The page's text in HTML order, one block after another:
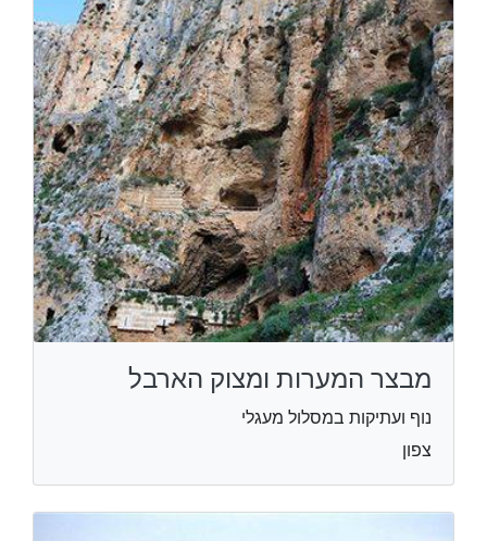
מבצר המערות ומצוק הארבל
נוף ועתיקות במסלול מעגלי
צפון